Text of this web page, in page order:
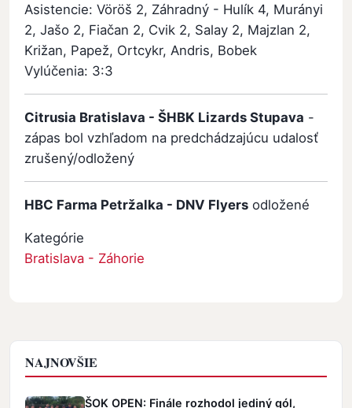
Asistencie: Vöröš 2, Záhradný - Hulík 4, Murányi
2, Jašo 2, Fiačan 2, Cvik 2, Salay 2, Majzlan 2,
Križan, Papež, Ortcykr, Andris, Bobek
Vylúčenia: 3:3
Citrusia Bratislava - ŠHBK Lizards Stupava -
zápas bol vzhľadom na predchádzajúcu udalosť
zrušený/odložený
HBC Farma Petržalka - DNV Flyers odložené
Kategórie
Bratislava - Záhorie
NAJNOVŠIE
ŠOK OPEN: Finále rozhodol jediný gól,